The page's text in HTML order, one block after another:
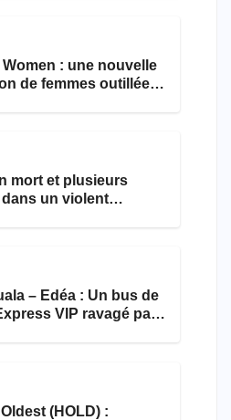
Women : une nouvelle
de femmes outillées
mort et plusieurs
dans un violent
– Edéa : Un bus de
VIP ravagé par
(HOLD) :